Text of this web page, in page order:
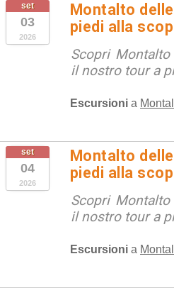
set
03
2026
Montalto
piedi alla
Scopri
il nostro tour a
Escursioni a
set
04
2026
Montalto
piedi alla
Scopri
il nostro tour a
Escursioni a